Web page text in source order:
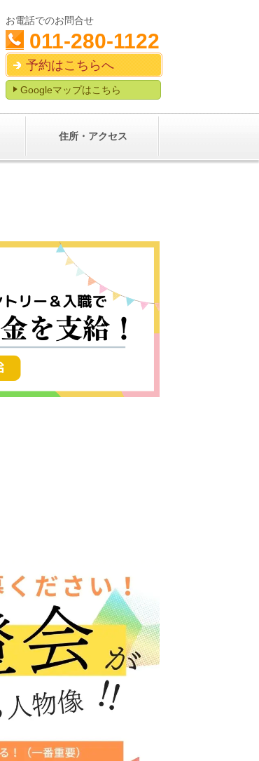
お電話でのお問合せ
011-280-1122
予約はこちらへ
Googleマップはこちら
住所・アクセス